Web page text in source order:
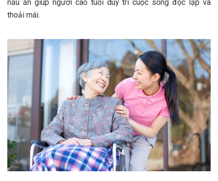
nấu ăn giúp người cao tuổi duy trì cuộc sống độc lập và
thoải mái.